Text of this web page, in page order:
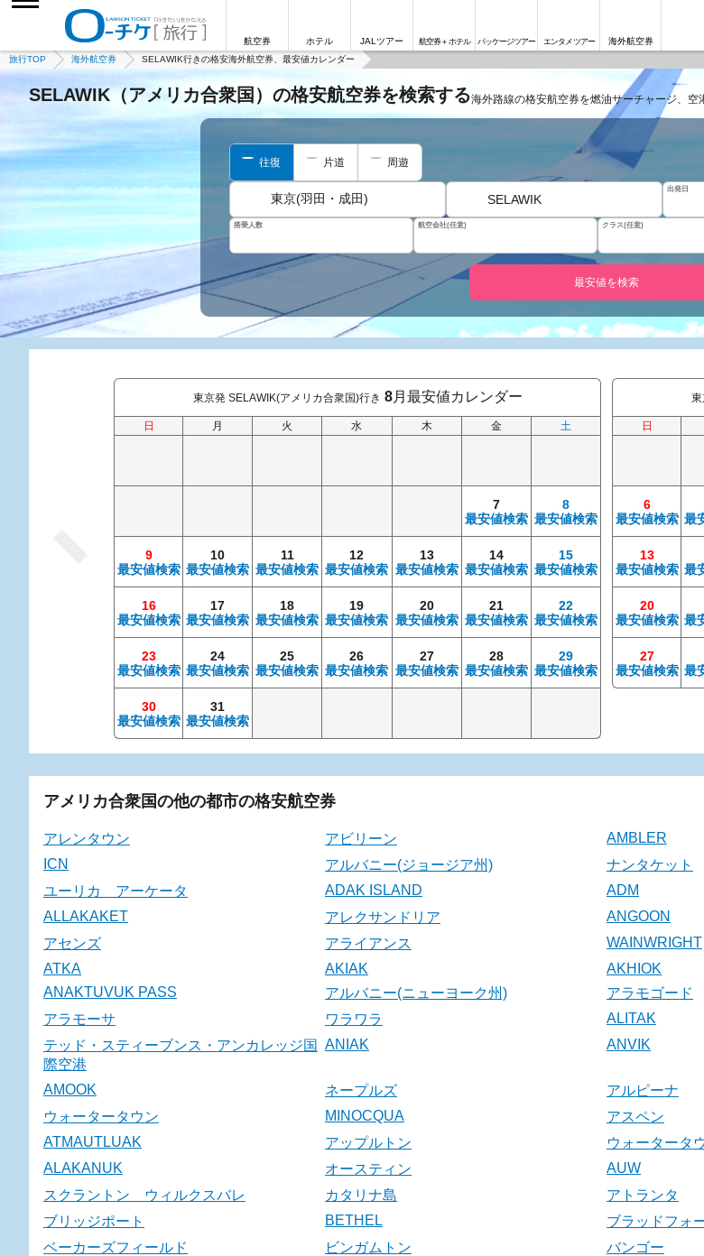
航空券 ホテル JALツアー 航空券＋ホテル パッケージツアー エンタメツアー 海外航空券
旅行TOP 海外航空券 SELAWIK行きの格安海外航空券、最安値カレンダー
SELAWIK（アメリカ合衆国）の格安航空券を検索する海外路線の格安航空券を燃油サーチャージ、
往復 片道 周遊
東京(羽田・成田) SELAWIK
出発日
搭乗人数 航空会社(任意) クラス(任意)
最安値を検索
東京発 SELAWIK(アメリカ合衆国)行き 8月最安値カレンダー
日 月 火 水 木 金 土
7
最安値検索
8
最安値検索
9
最安値検索
10
最安値検索
11
最安値検索
12
最安値検索
13
最安値検索
14
最安値検索
15
最安値検索
16
最安値検索
17
最安値検索
18
最安値検索
19
最安値検索
20
最安値検索
21
最安値検索
22
最安値検索
23
最安値検索
24
最安値検索
25
最安値検索
26
最安値検索
27
最安値検索
28
最安値検索
29
最安値検索
30
最安値検索
31
最安値検索
東
日
6
最安値検索 最
13
最安値検索 最
20
最安値検索 最
27
最安値検索 最
アメリカ合衆国の他の都市の格安航空券
アレンタウン アビリーン AMBLER
ICN
アルバニー(ジョージア州) ナンタケット
ユーリカ アーケータ
ADAK ISLAND ADM
ALLAKAKET
アレクサンドリア ANGOON
アセンズ
アライアンス WAINWRIGHT
ATKA
AKIAK AKHIOK
ANAKTUVUK PASS
アルバニー(ニューヨーク州) アラモゴード
アラモーサ
ワラワラ ALITAK
テッド・スティーブンス・アンカレッジ国
際空港
ANIAK ANVIK
AMOOK ネープルズ アルピーナ
ウォータータウン
MINOCQUA アスペン
ATMAUTLUAK
アップルトン ウォータータ
ALAKANUK
オースティン AUW
スクラントン ウィルクスバレ
カタリナ島 アトランタ
ブリッジポート
BETHEL ブラッドフォ
ベーカーズフィールド
ビンガムトン バンゴー